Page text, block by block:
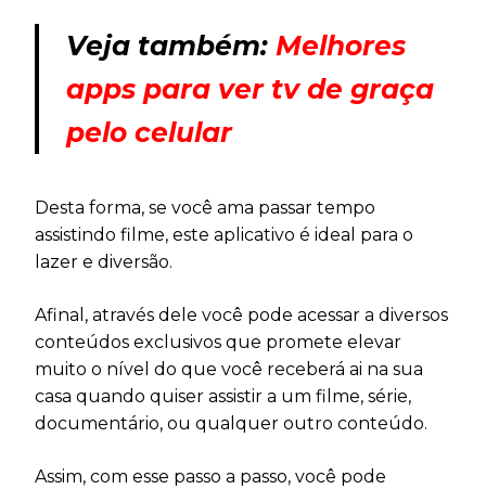
Veja também: Melhores
apps para ver tv de graça
pelo celular
Desta forma, se você ama passar tempo
assistindo filme, este aplicativo é ideal para o
lazer e diversão.
Afinal, através dele você pode acessar a diversos
conteúdos exclusivos que promete elevar
muito o nível do que você receberá ai na sua
casa quando quiser assistir a um filme, série,
documentário, ou qualquer outro conteúdo.
Assim, com esse passo a passo, você pode